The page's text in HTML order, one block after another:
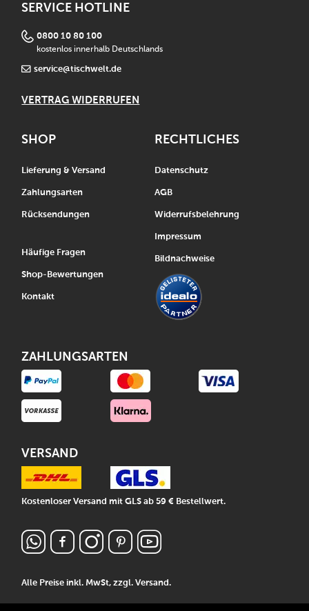
SERVICE HOTLINE
0800 10 80 100
kostenlos innerhalb Deutschlands
service@tischwelt.de
VERTRAG WIDERRUFEN
SHOP
Lieferung & Versand
Zahlungsarten
Rücksendungen
Häufige Fragen
Shop-Bewertungen
Kontakt
Alle Preise inkl. MwSt, zzgl.Versand.
RECHTLICHES
Datenschutz
AGB
Widerrufsbelehrung
Impressum
Bildnachweise
ZAHLUNGSARTEN
VERSAND
Kostenloser Versand mit GLS ab 59 € Bestellwert.